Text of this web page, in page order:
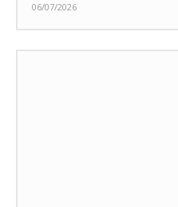
06/07/2026